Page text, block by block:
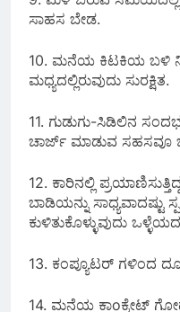
ಸಾಹಸ ಬೇಡ.
10. ಮನೆಯ ಕಿಟಕಿಯ ಬಳಿ
ಮಧ್ಯದಲ್ಲಿರುವುದು ಸುರಕ್ಷಿತ.
11. ಗುಡುಗು-ಸಿಡಿಲಿನ
ಚಾರ್ಜ್ ಮಾಡುವ ಸಹಸವೂ
12. ಕಾರಿನಲ್ಲಿ
ಬಾಡಿಯನ್ನು ಸಾಧ್ಯವಾದಷ್ಟು
ಕುಳಿತುಕೊಳ್ಳುವುದು
13. ಕಂಪ್ಯೂಟರ್ ಗಳಿಂದ
14. ಮನೆಯ ಕಾoಕ್ರೇಟ್